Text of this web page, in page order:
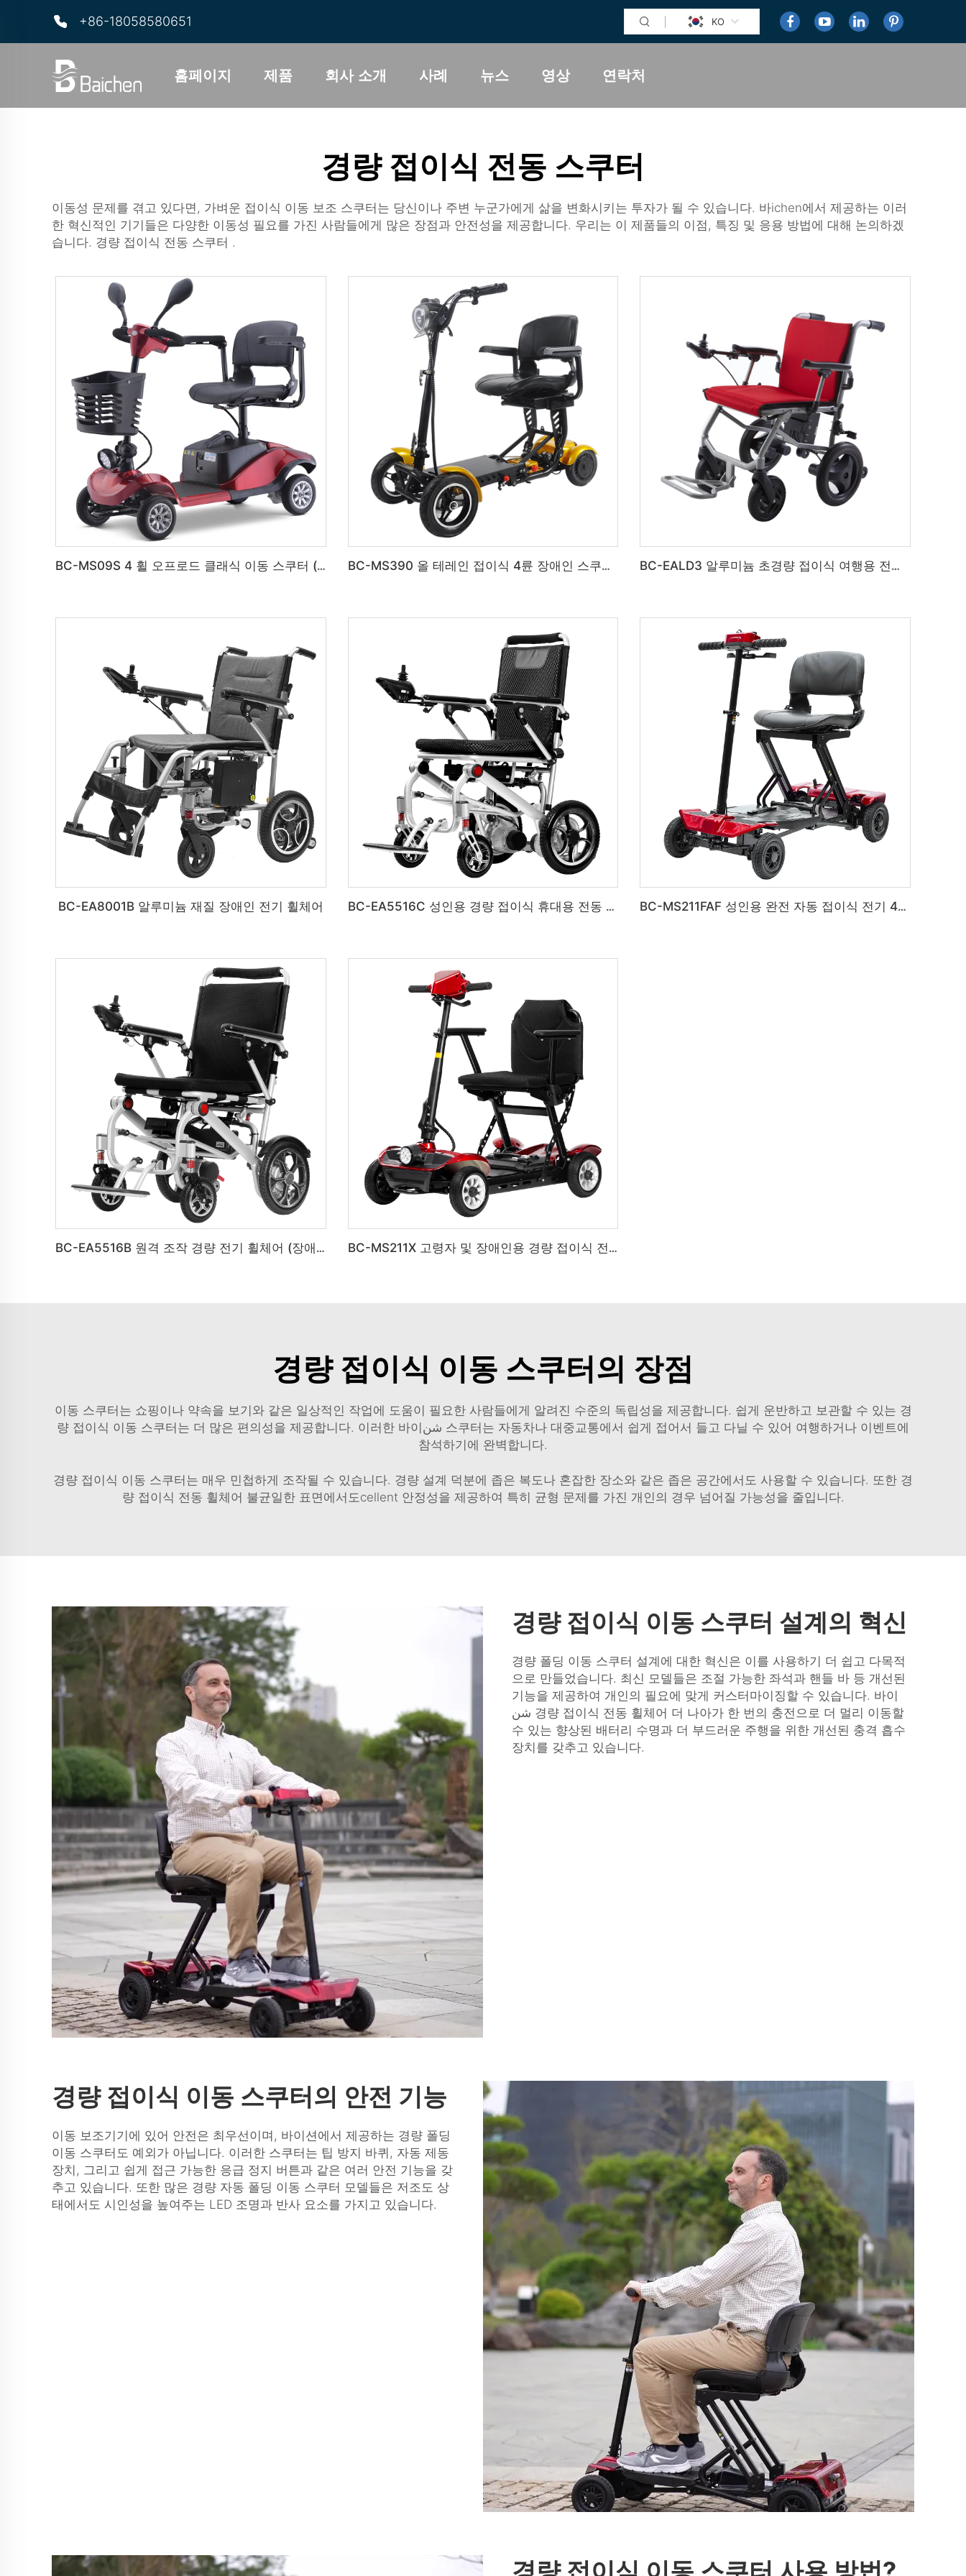
+86-18058580651 KO
홈페이지 제품 회사 소개 사례 뉴스 영상 연락처
경량 접이식 전동 스쿠터
이동성 문제를 겪고 있다면, 가벼운 접이식 이동 보조 스쿠터는 당신이나 주변 누군가에게 삶을 변화시키는 투자가 될 수 있습니다. 바ichen에서 제공하는 이러
한 혁신적인 기기들은 다양한 이동성 필요를 가진 사람들에게 많은 장점과 안전성을 제공합니다. 우리는 이 제품들의 이점, 특징 및 응용 방법에 대해 논의하겠
습니다. 경량 접이식 전동 스쿠터 .
BC-MS09S 4 휠 오프로드 클래식 이동 스쿠터 (노인용) BC-MS390 올 테레인 접이식 4륜 장애인 스쿠터 (노인용) BC-EALD3 알루미늄 초경량 접이식 여행용 전기 휠체어
BC-EA8001B 알루미늄 재질 장애인 전기 휠체어 BC-EA5516C 성인용 경량 접이식 휴대용 전동 휠체어 BC-MS211FAF 성인용 완전 자동 접이식 전기 4륜 이동 스쿠터
BC-EA5516B 원격 조작 경량 전기 휠체어 (장애인용) BC-MS211X 고령자 및 장애인용 경량 접이식 전동 이동 스쿠터
경량 접이식 이동 스쿠터의 장점
이동 스쿠터는 쇼핑이나 약속을 보기와 같은 일상적인 작업에 도움이 필요한 사람들에게 알려진 수준의 독립성을 제공합니다. 쉽게 운반하고 보관할 수 있는 경
량 접이식 이동 스쿠터는 더 많은 편의성을 제공합니다. 이러한 바이شن 스쿠터는 자동차나 대중교통에서 쉽게 접어서 들고 다닐 수 있어 여행하거나 이벤트에
참석하기에 완벽합니다.
경량 접이식 이동 스쿠터는 매우 민첩하게 조작될 수 있습니다. 경량 설계 덕분에 좁은 복도나 혼잡한 장소와 같은 좁은 공간에서도 사용할 수 있습니다. 또한 경
량 접이식 전동 휠체어 불균일한 표면에서도cellent 안정성을 제공하여 특히 균형 문제를 가진 개인의 경우 넘어질 가능성을 줄입니다.
경량 접이식 이동 스쿠터 설계의 혁신
경량 폴딩 이동 스쿠터 설계에 대한 혁신은 이를 사용하기 더 쉽고 다목적
으로 만들었습니다. 최신 모델들은 조절 가능한 좌석과 핸들 바 등 개선된
기능을 제공하여 개인의 필요에 맞게 커스터마이징할 수 있습니다. 바이
경량 접이식 전동 휠체어 더 나아가 한 번의 충전으로 더 멀리 이동할
수 있는 향상된 배터리 수명과 더 부드러운 주행을 위한 개선된 충격 흡수
장치를 갖추고 있습니다.
경량 접이식 이동 스쿠터의 안전 기능
이동 보조기기에 있어 안전은 최우선이며, 바이션에서 제공하는 경량 폴딩
이동 스쿠터도 예외가 아닙니다. 이러한 스쿠터는 팁 방지 바퀴, 자동 제동
장치, 그리고 쉽게 접근 가능한 응급 정지 버튼과 같은 여러 안전 기능을 갖
추고 있습니다. 또한 많은 경량 자동 폴딩 이동 스쿠터 모델들은 저조도 상
태에서도 시인성을 높여주는 LED 조명과 반사 요소를 가지고 있습니다.